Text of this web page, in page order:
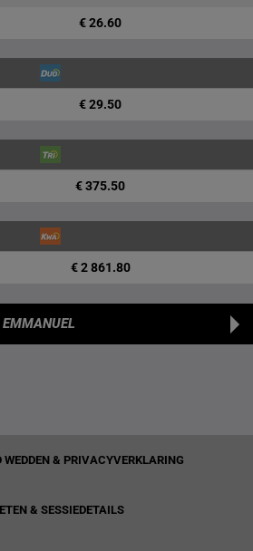
€ 26.60
€ 29.50
€ 375.50
€ 2 861.80
EMMANUEL
WEDDEN & PRIVACYVERKLARING
& SESSIEDETAILS